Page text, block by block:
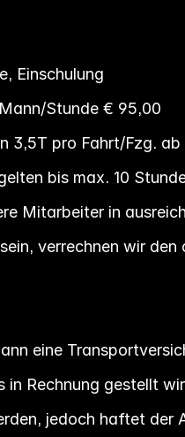
Einschulung
Stunde € 95,00
3,5T pro Fahrt/Fzg. ab
bis max. 10
Mitarbeiter in
verrechnen wir
eine
Rechnung gestellt
jedoch haftet der